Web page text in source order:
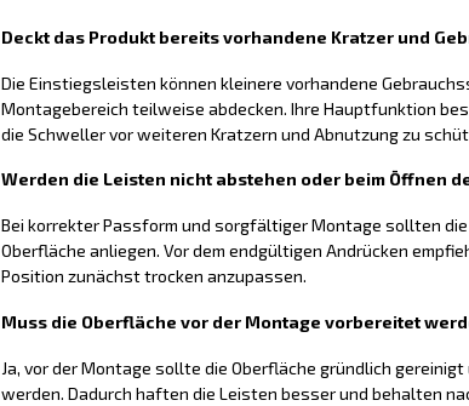
Deckt das Produkt bereits vorhandene Kratzer und
Die Einstiegsleisten können kleinere vorhandene
Montagebereich teilweise abdecken. Ihre Hauptfunktion
die Schweller vor weiteren Kratzern und Abnutzung zu
Werden die Leisten nicht abstehen oder beim Öffnen
Bei korrekter Passform und sorgfältiger Montage sollten
Oberfläche anliegen. Vor dem endgültigen Andrücken
Position zunächst trocken anzupassen.
Muss die Oberfläche vor der Montage vorbereitet
Ja, vor der Montage sollte die Oberfläche gründlich
werden. Dadurch haften die Leisten besser und behalten